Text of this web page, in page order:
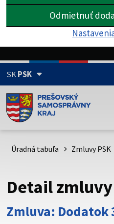
Odmietnuť
SKPSK
Doména psk.sk je oficiálna
Toto je oficiálna webová
psk.sk.
Buďte pozorní a vždy sa
cez zabezpečenú webovú
vždy začína https:// pred
Úradná tabuľa Zmluvy PSK
Detail zmluvy
Zmluva: Dodatok